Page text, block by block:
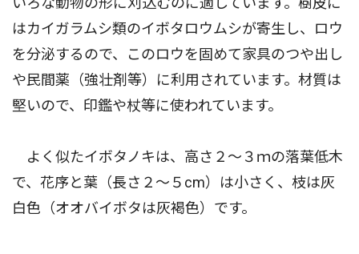
はカイガラムシ類のイボタロウムシが寄生し、ロウ
を分泌するので、このロウを固めて家具のつや出し
や民間薬（強壮剤等）に利用されています。材質は
堅いので、印鑑や杖等に使われています。
よく似たイボタノキは、高さ２〜３ｍの落葉低木
で、花序と葉（長さ２〜５cm）は小さく、枝は灰
白色（オオバイボタは灰褐色）です。